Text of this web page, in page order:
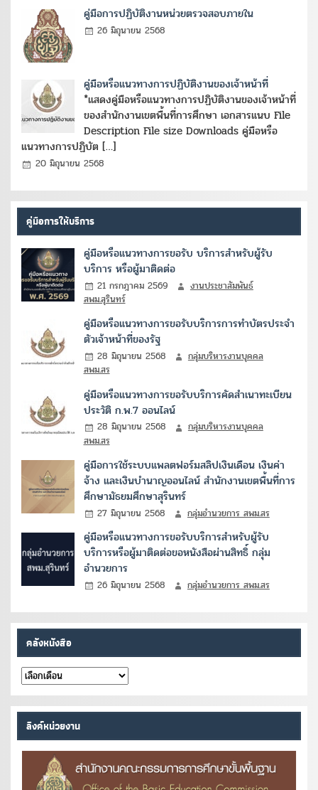
คู่มือการปฏิบัติงานหน่วยตรวจสอบภายใน
26 มิถุนายน 2568
คู่มือหรือแนวทางการปฏิบัติงานของเจ้าหน้าที่
*แสดงคู่มือหรือแนวทางการปฏิบัติงานของเจ้าหน้าที่
ของสำนักงานเขตพื้นที่การศึกษา เอกสารแนบ File
Description File size Downloads คู่มือหรือ
แนวทางการปฏิบัต […]
20 มิถุนายน 2568
คู่มือการให้บริการ
คู่มือหรือแนวทางการขอรับ บริการสำหรับผู้รับ
บริการ หรือผู้มาติดต่อ
21 กรกฎาคม 2569
งานประชาสัมพันธ์
สพม.สุรินทร์
คู่มือหรือแนวทางการขอรับบริการการทำบัตรประจำ
ตัวเจ้าหน้าที่ของรัฐ
28 มิถุนายน 2568
กลุ่มบริหารงานบุคคล
สพม.สร
คู่มือหรือแนวทางการขอรับบริการคัดสำเนาทะเบียน
ประวัติ ก.พ.7 ออนไลน์
28 มิถุนายน 2568
กลุ่มบริหารงานบุคคล
สพม.สร
คู่มือการใช้ระบบแพลตฟอร์มสลิปเงินเดือน เงินค่า
จ้าง และเงินบำนาญออนไลน์ สำนักงานเขตพื้นที่การ
ศึกษามัธยมศึกษาสุรินทร์
27 มิถุนายน 2568 กลุ่มอำนวยการ สพม.สร
คู่มือหรือแนวทางการขอรับบริการสำหรับผู้รับ
บริการหรือผู้มาติดต่อขอหนังสือผ่านสิทธิ์ กลุ่ม
อำนวยการ
26 มิถุนายน 2568 กลุ่มอำนวยการ สพม.สร
คลังหนังสือ
คลัง
หนังสือ
ลิงค์หน่วยงาน